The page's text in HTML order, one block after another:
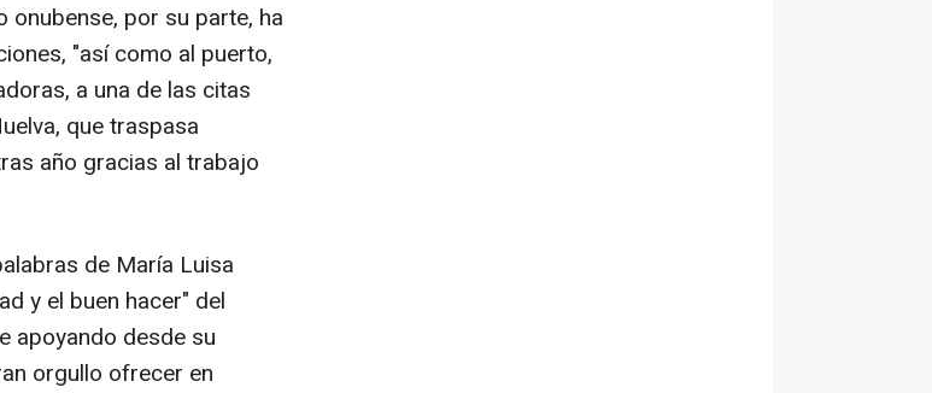
onubense, por su parte, ha
"así como al puerto,
a una de las citas
que traspasa
año gracias al trabajo
de María Luisa
y el buen hacer" del
apoyando desde su
orgullo ofrecer en